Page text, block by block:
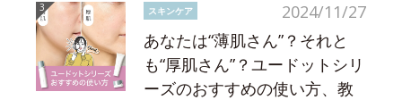
2024/11/27
スキンケア
あなたは“薄肌さん”？それと
も“厚肌さん”？ユードットシリ
ーズのおすすめの使い方、教